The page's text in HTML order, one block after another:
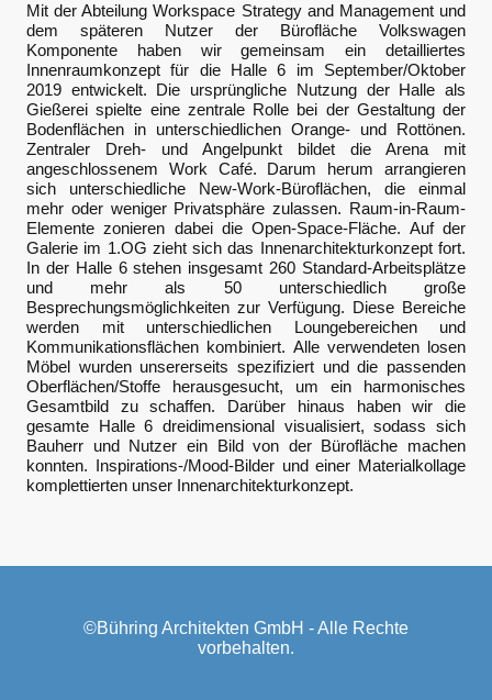
Mit der Abteilung Workspace Strategy and Management und
dem späteren Nutzer der Bürofläche Volkswagen
Komponente haben wir gemeinsam ein detailliertes
Innenraumkonzept für die Halle 6 im September/Oktober
2019 entwickelt. Die ursprüngliche Nutzung der Halle als
Gießerei spielte eine zentrale Rolle bei der Gestaltung der
Bodenflächen in unterschiedlichen Orange- und Rottönen.
Zentraler Dreh- und Angelpunkt bildet die Arena mit
angeschlossenem Work Café. Darum herum arrangieren
sich unterschiedliche New-Work-Büroflächen, die einmal
mehr oder weniger Privatsphäre zulassen. Raum-in-Raum-
Elemente zonieren dabei die Open-Space-Fläche. Auf der
Galerie im 1.OG zieht sich das Innenarchitekturkonzept fort.
In der Halle 6 stehen insgesamt 260 Standard-Arbeitsplätze
und mehr als 50 unterschiedlich große
Besprechungsmöglichkeiten zur Verfügung. Diese Bereiche
werden mit unterschiedlichen Loungebereichen und
Kommunikationsflächen kombiniert. Alle verwendeten losen
Möbel wurden unsererseits spezifiziert und die passenden
Oberflächen/Stoffe herausgesucht, um ein harmonisches
Gesamtbild zu schaffen. Darüber hinaus haben wir die
gesamte Halle 6 dreidimensional visualisiert, sodass sich
Bauherr und Nutzer ein Bild von der Bürofläche machen
konnten. Inspirations-/Mood-Bilder und einer Materialkollage
komplettierten unser Innenarchitekturkonzept.
©Bühring Architekten GmbH - Alle Rechte
vorbehalten.